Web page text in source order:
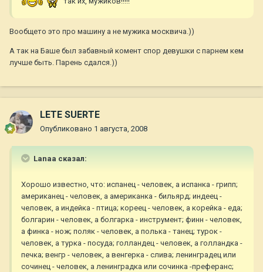
Вообщето это про машину а не мужика москвича.))
А так на Баше был забавный комент спор девушки с парнем кем
лучше быть. Парень сдался.))
LETE SUERTE
Опубликовано 1 августа, 2008
Lanaa сказал:
Хорошо известно, что: испанец - человек, а испанка - грипп;
американец - человек, а американка - бильярд; индеец -
человек, а индейка - птица; кореец - человек, а корейка - еда;
болгарин - человек, а болгарка - инструмент; финн - человек,
а финка - нож; поляк - человек, а полька - танец; турок -
человек, а турка - посуда; голландец - человек, а голландка -
печка; венгр - человек, а венгерка - слива; ленинградец или
сочинец - человек, а ленинградка или сочинка -преферанс;